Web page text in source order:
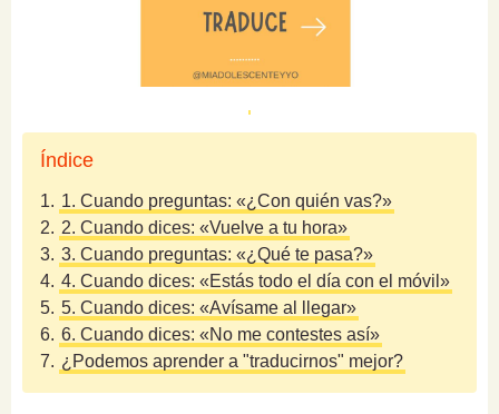
Índice
1. 1. Cuando preguntas: «¿Con quién vas?»
2. 2. Cuando dices: «Vuelve a tu hora»
3. 3. Cuando preguntas: «¿Qué te pasa?»
4. 4. Cuando dices: «Estás todo el día con el móvil»
5. 5. Cuando dices: «Avísame al llegar»
6. 6. Cuando dices: «No me contestes así»
7. ¿Podemos aprender a "traducirnos" mejor?